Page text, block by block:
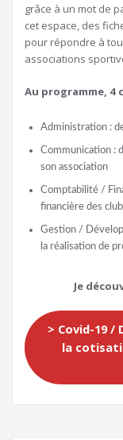
grâce à un mot de
cet espace, des
pour répondre à
associations
Au programme, 4
Administration :
Communication :
son association
Comptabilité /
financière des
Gestion /
la réalisation de
Je
> Covid-19 /
la